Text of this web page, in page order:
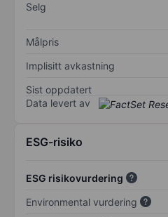
Selg
Målpris
Implisitt avkastning
Sist oppdatert
Data levert av
ESG-risiko
ESG risikovurdering
Environmental vurdering